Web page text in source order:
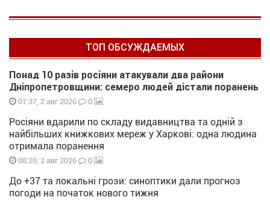
ТОП ОБСУЖДАЕМЫХ
Понад 10 разів росіяни атакували два райони
Дніпропетровщини: семеро людей дістали поранень
07:37, 2 авг 2026 0
Росіяни вдарили по складу видавництва та одній з
найбільших книжкових мереж у Харкові: одна людина
отримала поранення
08:20, 2 авг 2026 0
До +37 та локальні грози: синоптики дали прогноз
погоди на початок нового тижня